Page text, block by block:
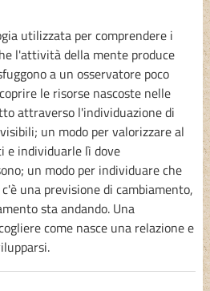
utilizzata per comprendere i
l'attività della mente produce
a un osservatore poco
le risorse nascoste nelle
attraverso l'individuazione di
un modo per valorizzare al
e individuarle lì dove
un modo per individuare che
una previsione di cambiamento,
sta andando. Una
come nasce una relazione e